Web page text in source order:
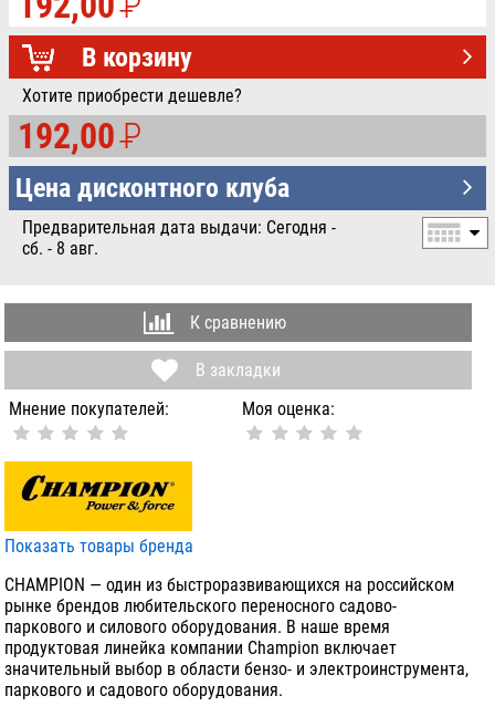
УБ.
В корзину
Хотите приобрести дешевле?
192,00P
УБ.
Цена дисконтного клуба
Предварительная дата выдачи: Сегодня -
сб. - 8 авг.
К сравнению
В закладки
Мнение покупателей:
Моя оценка:
Показать товары бренда
CHAMPION — один из быстроразвивающихся на российском
рынке брендов любительского переносного садово-
паркового и силового оборудования. В наше время
продуктовая линейка компании Champion включает
значительный выбор в области бензо- и электроинструмента,
паркового и садового оборудования.